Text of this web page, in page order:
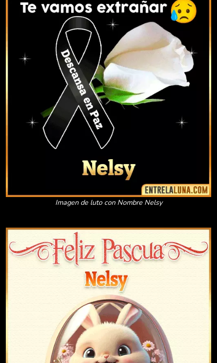
Imagen de luto con Nombre Nelsy